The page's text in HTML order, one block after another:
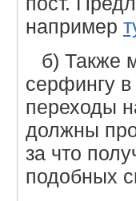
например
б) Также
серфингу
переходы
должны
за что
подобных